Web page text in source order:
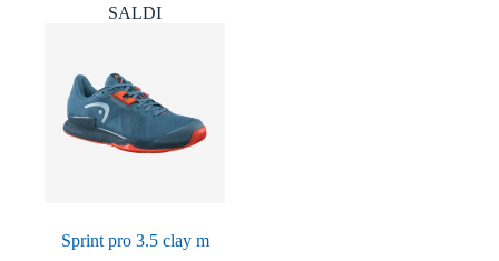
SALDI
Sprint pro 3.5 clay m